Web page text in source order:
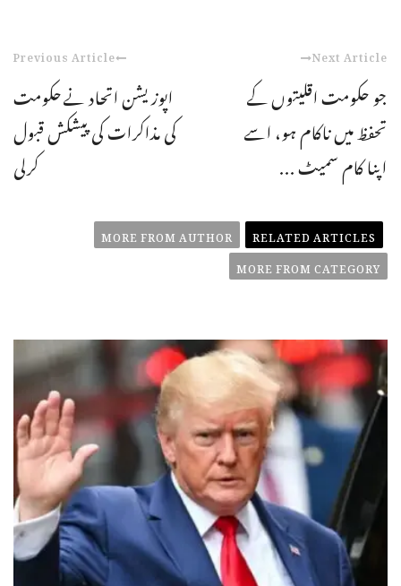
Previous Article
اپوزیشن اتحاد نےحکومت
کی مذاکرات کی پیشکش قبول
کرلی
Next Article
جو حکومت اقلیتوں کے
تحفظ میں ناکام ہو، اسے
اپنا کام سمیٹ ...
RELATED ARTICLES
MORE FROM AUTHOR
MORE FROM CATEGORY